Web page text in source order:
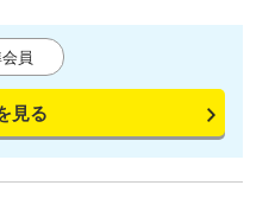
員
見る